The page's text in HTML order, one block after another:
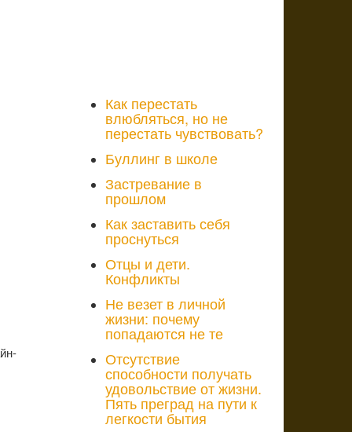
Как перестать
влюбляться, но не
перестать чувствовать?
Буллинг в школе
Застревание в
прошлом
Как заставить себя
проснуться
Отцы и дети.
Конфликты
Не везет в личной
жизни: почему
попадаются не те
Отсутствие
способности получать
удовольствие от жизни.
Пять преград на пути к
легкости бытия